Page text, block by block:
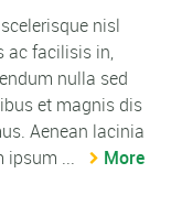
nisl
ac facilisis in,
nulla sed
et magnis dis
Aenean lacinia
ipsum ...
More